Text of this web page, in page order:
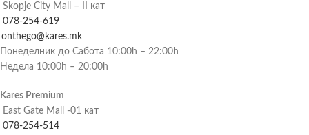
Skopje City Mall – II кат
078-254-619
onthego@kares.mk
Понеделник до Сабота 10:00h – 22:00h
Недела 10:00h – 20:00h
Kares Premium
East Gate Mall -01 кат
078-254-514